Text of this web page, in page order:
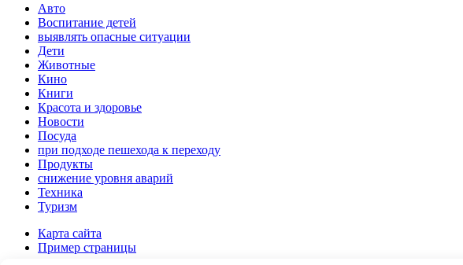
Авто
Воспитание детей
выявлять опасные ситуации
Дети
Животные
Кино
Книги
Красота и здоровье
Новости
Посуда
при подходе пешехода к переходу
Продукты
снижение уровня аварий
Техника
Туризм
Карта сайта
Пример страницы